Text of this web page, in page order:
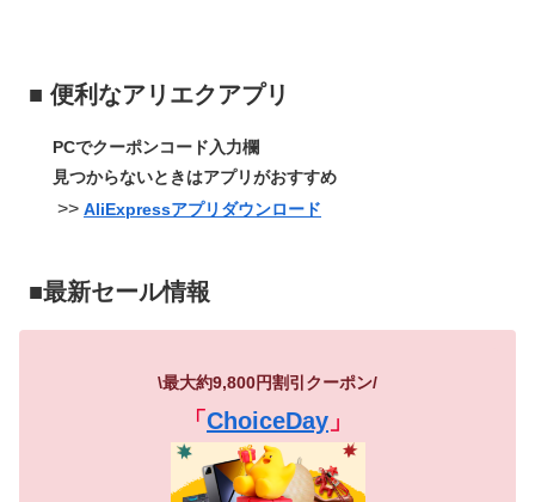
■ 便利なアリエクアプリ
PCでクーポンコード入力欄
見つからないときはアプリがおすすめ
>> AliExpressアプリダウンロード
■最新セール情報
\最大約9,800円割引 クーポン/
「ChoiceDay 」